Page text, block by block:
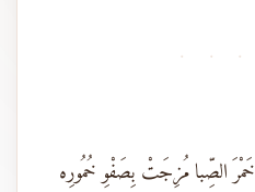
· · ·
خَمْرَ الصِّبا مُزِجَتْ بِصَفْوِ خُمُورِه